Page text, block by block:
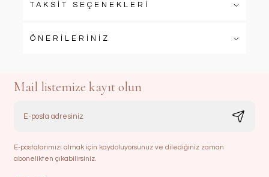
TAKSİT SEÇENEKLERİ
ÖNERİLERİNİZ
Mail listemize kayıt olun
E-postalarımızı almak için kaydoluyorsunuz ve dilediğiniz zaman
abonelikten çıkabilirsiniz.